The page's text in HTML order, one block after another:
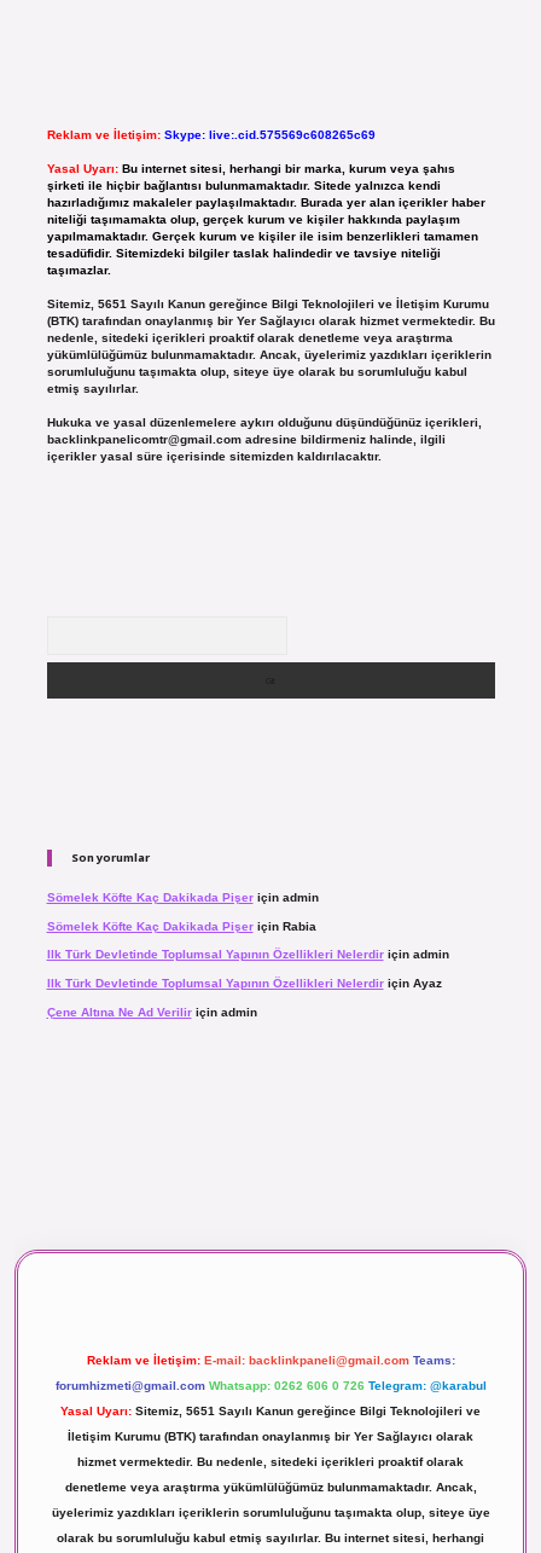
Reklam ve İletişim: Skype: live:.cid.575569c608265c69
Yasal Uyarı: Bu internet sitesi, herhangi bir marka, kurum veya şahıs
şirketi ile hiçbir bağlantısı bulunmamaktadır. Sitede yalnızca kendi
hazırladığımız makaleler paylaşılmaktadır. Burada yer alan içerikler haber
niteliği taşımamakta olup, gerçek kurum ve kişiler hakkında paylaşım
yapılmamaktadır. Gerçek kurum ve kişiler ile isim benzerlikleri tamamen
tesadüfidir. Sitemizdeki bilgiler taslak halindedir ve tavsiye niteliği
taşımazlar.
Sitemiz, 5651 Sayılı Kanun gereğince Bilgi Teknolojileri ve İletişim Kurumu
(BTK) tarafından onaylanmış bir Yer Sağlayıcı olarak hizmet vermektedir. Bu
nedenle, sitedeki içerikleri proaktif olarak denetleme veya araştırma
yükümlülüğümüz bulunmamaktadır. Ancak, üyelerimiz yazdıkları içeriklerin
sorumluluğunu taşımakta olup, siteye üye olarak bu sorumluluğu kabul
etmiş sayılırlar.
Hukuka ve yasal düzenlemelere aykırı olduğunu düşündüğünüz içerikleri,
backlinkpanelicomtr@gmail.comadresine bildirmeniz halinde, ilgili
içerikler yasal süre içerisinde sitemizden kaldırılacaktır.
Son yorumlar
Sömelek Köfte Kaç Dakikada Pişeriçin admin
Sömelek Köfte Kaç Dakikada Pişeriçin Rabia
Ilk Türk Devletinde Toplumsal Yapının Özellikleri Nelerdiriçin admin
Ilk Türk Devletinde Toplumsal Yapının Özellikleri Nelerdiriçin Ayaz
Çene Altına Ne Ad Veriliriçin admin
Reklam ve İletişim: E-mail: backlinkpaneli@gmail.com Teams:
forumhizmeti@gmail.com Whatsapp: 0262 606 0 726 Telegram: @karabul
Yasal Uyarı: Sitemiz, 5651 Sayılı Kanun gereğince Bilgi Teknolojileri ve
İletişim Kurumu (BTK) tarafından onaylanmış bir Yer Sağlayıcı olarak
hizmet vermektedir. Bu nedenle, sitedeki içerikleri proaktif olarak
denetleme veya araştırma yükümlülüğümüz bulunmamaktadır. Ancak,
üyelerimiz yazdıkları içeriklerin sorumluluğunu taşımakta olup, siteye üye
olarak bu sorumluluğu kabul etmiş sayılırlar. Bu internet sitesi, herhangi